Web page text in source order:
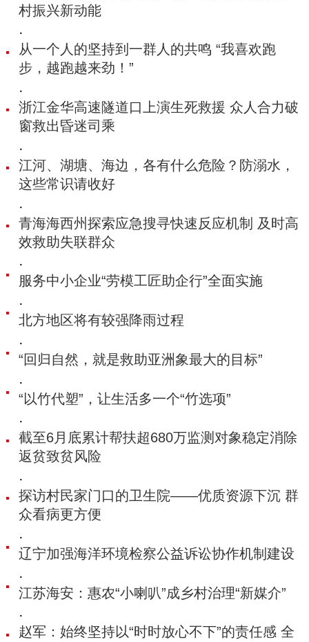
村振兴新动能
·
从一个人的坚持到一群人的共鸣 “我喜欢跑
步，越跑越来劲！”
·
浙江金华​高速隧道口上演生死救援 众人合力破
窗救出昏迷司乘
·
江河、湖塘、海边，各有什么危险？防溺水，
这些常识请收好
·
青海海西州探索应急搜寻快速反应机制 及时高
效救助失联群众
·
服务中小企业“劳模工匠助企行”全面实施
·
北方地区将有较强降雨过程
·
“回归自然，就是救助亚洲象最大的目标”
·
“以竹代塑”，让生活多一个“竹选项”
·
截至6月底累计帮扶超680万监测对象稳定消除
返贫致贫风险
·
探访村民家门口的卫生院——优质资源下沉 群
众看病更方便
·
辽宁加强海洋环境检察公益诉讼协作机制建设
·
江苏海安：惠农“小喇叭”成乡村治理“新媒介”
·
赵军：始终坚持以“时时放心不下”的责任感 全